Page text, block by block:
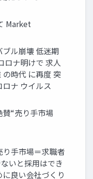
Market
ル崩壊 低迷期
ロナ明けで 求人
時代 に再度 突
ナ ウイルス
“売り手市場
手市場＝求職者
いと採用はでき
良い会社づくり